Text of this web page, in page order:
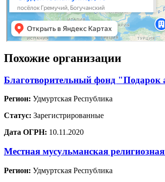
Похожие организации
Благотворительный фонд "Подарок
Регион: Удмуртская Республика
Статус: Зарегистрированные
Дата ОГРН: 10.11.2020
Местная мусульманская
Регион: Удмуртская Республика